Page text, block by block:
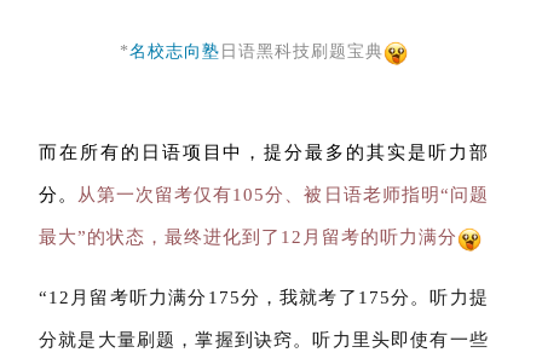
*名校志向塾 日语黑科技刷题宝典
而在所有的日语项目中，提分最多的其实是听力部
分。 从第一次留考仅有105分、被日语老师指明“问题
最大”的状态，最终进化到了12月留考的听力满分
“12月留考听力满分175分，我就考了175分。听力提
分就是大量刷题，掌握到诀窍。听力里头即使有一些